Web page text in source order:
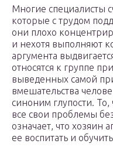
Многие специалисты
которые с трудом
они плохо
и нехотя выполняют
аргумента
относятся к группе
выведенных самой
вмешательства
синоним глупости. То,
все свои проблемы
означает, что хозяин
ее воспитать и